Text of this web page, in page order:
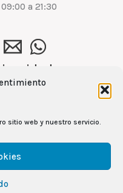
sitio web y nuestro servicio.
a 21:30
(UE)
→